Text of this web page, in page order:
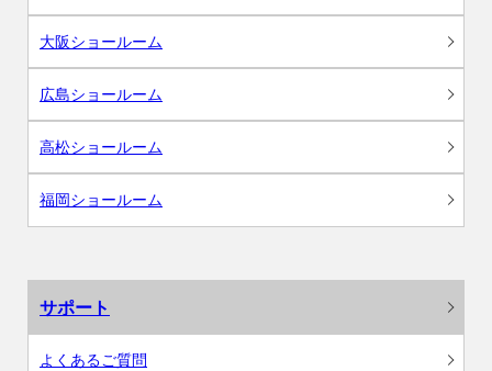
大阪ショールーム
広島ショールーム
高松ショールーム
福岡ショールーム
サポート
よくあるご質問